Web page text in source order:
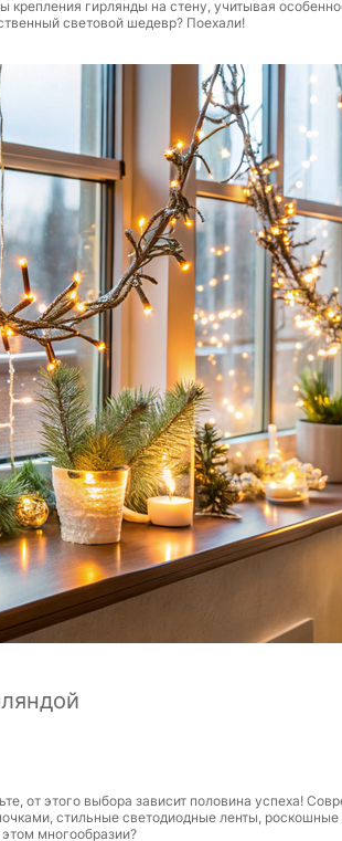
гирлянды на стену, учитывая
световой шедевр? Поехали!
от этого выбора зависит половина успеха!
стильные светодиодные ленты,
многообразии?